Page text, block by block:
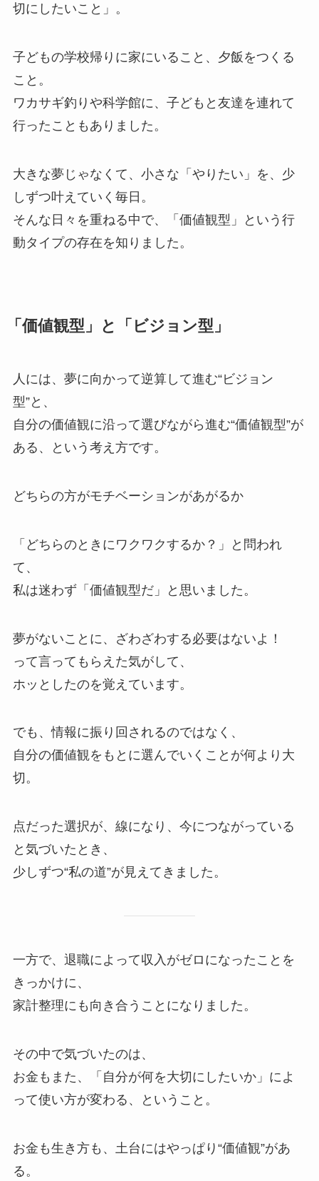
切にしたいこと」。
子どもの学校帰りに家にいること、夕飯をつくる
こと。
ワカサギ釣りや科学館に、子どもと友達を連れて
行ったこともありました。
大きな夢じゃなくて、小さな「やりたい」を、少
しずつ叶えていく毎日。
そんな日々を重ねる中で、「価値観型」という行
動タイプの存在を知りました。
「価値観型」と「ビジョン型」
人には、夢に向かって逆算して進む“ビジョン
型”と、
自分の価値観に沿って選びながら進む“価値観型”が
ある、という考え方です。
どちらの方がモチベーションがあがるか
「どちらのときにワクワクするか？」と問われ
て、
私は迷わず「価値観型だ」と思いました。
夢がないことに、ざわざわする必要はないよ！
って言ってもらえた気がして、
ホッとしたのを覚えています。
でも、情報に振り回されるのではなく、
自分の価値観をもとに選んでいくことが何より大
切。
点だった選択が、線になり、今につながっている
と気づいたとき、
少しずつ“私の道”が見えてきました。
一方で、退職によって収入がゼロになったことを
きっかけに、
家計整理にも向き合うことになりました。
その中で気づいたのは、
お金もまた、「自分が何を大切にしたいか」によ
って使い方が変わる、ということ。
お金も生き方も、土台にはやっぱり“価値観”があ
る。